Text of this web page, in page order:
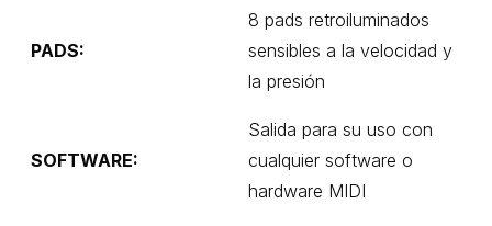
PADS:
8 pads retroiluminados
sensibles a la velocidad y
la presión
SOFTWARE:
Salida para su uso con
cualquier software o
hardware MIDI